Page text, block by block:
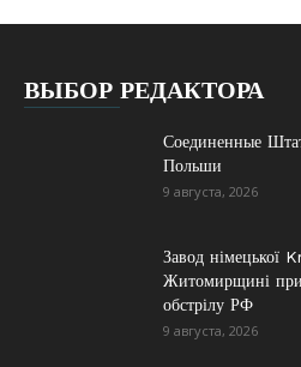
ВЫБОР РЕДАКТОРА
Соединенные
Польши
9 августа, 2026
Завод
Житомирщині
обстрілу РФ
9 августа, 2026